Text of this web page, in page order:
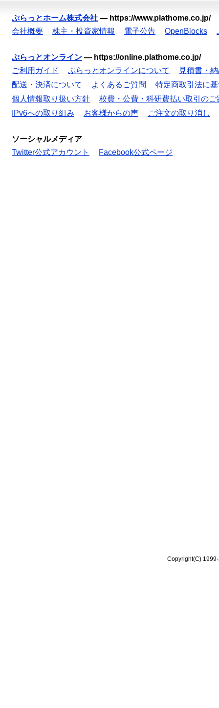
ぷらっとホーム株式会社 — https://www.plathome.co.jp/
会社概要
株主・投資家情報 電子公告 OpenBlocks
ぷらっとオンライン — https://online.plathome.co.jp/
ご利用ガイド
ぷらっとオンラインについて
見積書・
配送・決済について
よくあるご質問
特定商取引法に
個人情報取り扱い方針
校費・公費・科研費払い取引のご
IPv6への取り組み
お客様からの声 ご注文の取り消し
ソーシャルメディア
Twitter公式アカウント
Facebook公式ページ
Copyright(C)